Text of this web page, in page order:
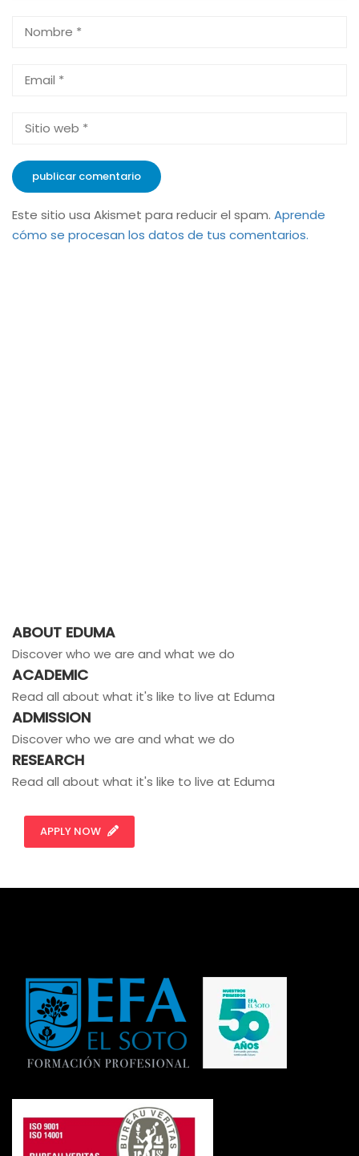
Este sitio usa Akismet para reducir el spam. Aprende
cómo se procesan los datos de tus comentarios.
ABOUT EDUMA
Discover who we are and what we do
ACADEMIC
Read all about what it's like to live at Eduma
ADMISSION
Discover who we are and what we do
RESEARCH
Read all about what it's like to live at Eduma
APPLY NOW